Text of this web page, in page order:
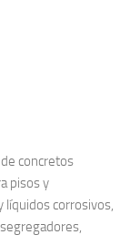
concretos
pisos y
líquidos corrosivos,